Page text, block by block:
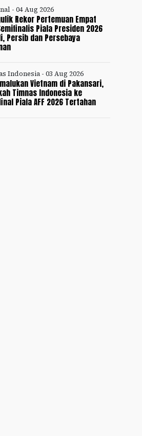
- 04 Aug 2026
Rekor Pertemuan Empat
Piala Presiden 2026
Persib dan Persebaya
Indonesia - 03 Aug 2026
Vietnam di Pakansari,
Timnas Indonesia ke
Piala AFF 2026 Tertahan